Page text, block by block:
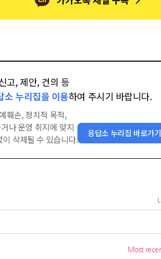
고, 제안, 건의 등
소 누리집을 이용하여 주시기 바랍니다.
훼손, 정치적 목적,
나 운영 취지에 맞지
삭제될 수 있습니다.
응답소 누리집 바로가기